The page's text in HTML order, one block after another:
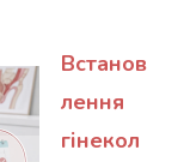
Встанов
лення
гінекол